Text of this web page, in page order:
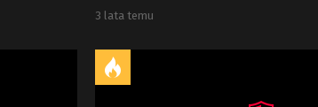
3 lata temu